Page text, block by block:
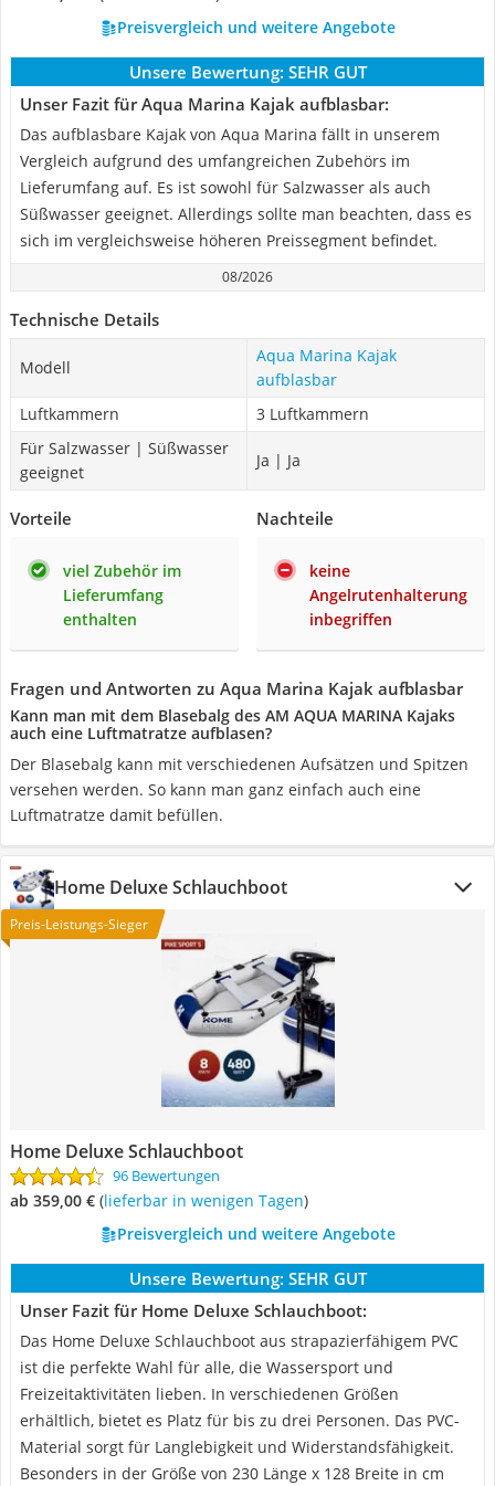
Preisvergleich und weitere Angebote
Unsere Bewertung: SEHR GUT
Unser Fazit für Aqua Marina Kajak aufblasbar:
Das aufblasbare Kajak von Aqua Marina fällt in unserem
Vergleich aufgrund des umfangreichen Zubehörs im
Lieferumfang auf. Es ist sowohl für Salzwasser als auch
Süßwasser geeignet. Allerdings sollte man beachten, dass es
sich im vergleichsweise höheren Preissegment befindet.
08/2026
Technische Details
Modell
Aqua Marina Kajak
aufblasbar
Luftkammern
3 Luftkammern
Für Salzwasser | Süßwasser
geeignet
Ja | Ja
Vorteile
viel Zubehör im
Lieferumfang
enthalten
Nachteile
keine
Angelrutenhalterung
inbegriffen
Fragen und Antworten zu Aqua Marina Kajak aufblasbar
Kann man mit dem Blasebalg des AM AQUA MARINA Kajaks
auch eine Luftmatratze aufblasen?
Der Blasebalg kann mit verschiedenen Aufsätzen und Spitzen
versehen werden. So kann man ganz einfach auch eine
Luftmatratze damit befüllen.
Home Deluxe Schlauchboot
Preis-Leistungs-Sieger
Home Deluxe Schlauchboot
96 Bewertungen
ab 359,00 € ( Lieferbar in wenigen Tagen)
Preisvergleich und weitere Angebote
Unsere Bewertung: SEHR GUT
Unser Fazit für Home Deluxe Schlauchboot:
Das Home Deluxe Schlauchboot aus strapazierfähigem PVC
ist die perfekte Wahl für alle, die Wassersport und
Freizeitaktivitäten lieben. In verschiedenen Größen
erhältlich, bietet es Platz für bis zu drei Personen. Das PVC-
Material sorgt für Langlebigkeit und Widerstandsfähigkeit.
Besonders in der Größe von 230 Länge x 128 Breite in cm